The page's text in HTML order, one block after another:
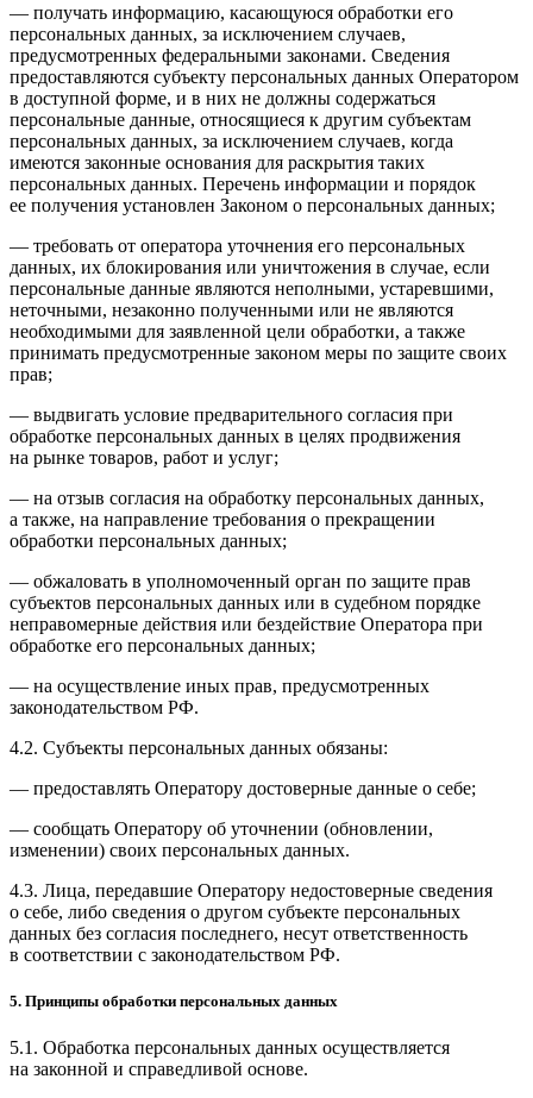
— получать информацию, касающуюся обработки его
персональных данных, за исключением случаев,
предусмотренных федеральными законами. Сведения
предоставляются субъекту персональных данных Оператором
в доступной форме, и в них не должны содержаться
персональные данные, относящиеся к другим субъектам
персональных данных, за исключением случаев, когда
имеются законные основания для раскрытия таких
персональных данных. Перечень информации и порядок
ее получения установлен Законом о персональных данных;
— требовать от оператора уточнения его персональных
данных, их блокирования или уничтожения в случае, если
персональные данные являются неполными, устаревшими,
неточными, незаконно полученными или не являются
необходимыми для заявленной цели обработки, а также
принимать предусмотренные законом меры по защите своих
прав;
— выдвигать условие предварительного согласия при
обработке персональных данных в целях продвижения
на рынке товаров, работ и услуг;
— на отзыв согласия на обработку персональных данных,
а также, на направление требования о прекращении
обработки персональных данных;
— обжаловать в уполномоченный орган по защите прав
субъектов персональных данных или в судебном порядке
неправомерные действия или бездействие Оператора при
обработке его персональных данных;
— на осуществление иных прав, предусмотренных
законодательством РФ.
4.2. Субъекты персональных данных обязаны:
— предоставлять Оператору достоверные данные о себе;
— сообщать Оператору об уточнении (обновлении,
изменении) своих персональных данных.
4.3. Лица, передавшие Оператору недостоверные сведения
о себе, либо сведения о другом субъекте персональных
данных без согласия последнего, несут ответственность
в соответствии с законодательством РФ.
5. Принципы обработки персональных данных
5.1. Обработка персональных данных осуществляется
на законной и справедливой основе.